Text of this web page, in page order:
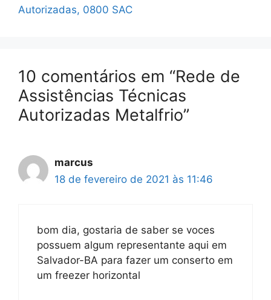
Autorizadas, 0800 SAC
10 comentários em “Rede de
Assistências Técnicas
Autorizadas Metalfrio”
marcus
18 de fevereiro de 2021 às 11:46
bom dia, gostaria de saber se voces
possuem algum representante aqui em
Salvador-BA para fazer um conserto em
um freezer horizontal